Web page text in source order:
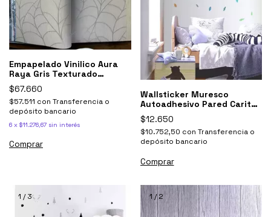
Empapelado Vinilico Aura
Raya Gris Texturado
Lavable Muresco
$67.660
$57.511 con Transferencia o
depósito bancario
6 x $11.276,67 sin interés
Wallsticker Muresco
Autoadhesivo Pared Caritas
Animales
$12.650
$10.752,50 con Transferencia o
depósito bancario
1 /3 1/2